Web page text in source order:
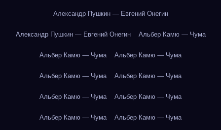
Александр Пушкин — Евгений Онегин
Александр Пушкин — Евгений Онегин Альбер Камю — Чума
Альбер Камю — Чума Альбер Камю — Чума
Альбер Камю — Чума Альбер Камю — Чума
Альбер Камю — Чума Альбер Камю — Чума
Альбер Камю — Чума Альбер Камю — Чума